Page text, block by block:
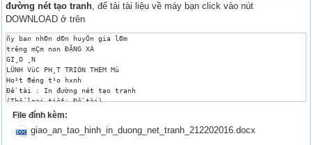
đường nét tạo tranh, để tải tài liệu về máy bạn click vào nút
DOWNLOAD ở trên
ñy ban nh©n d©n huyÖn gia l©m
tr­êng mÇm non ĐẶNG XÁ
GI¸O ¸N
LÜNH VùC PH¸T TRIÓN THÈM Mü
Ho¹t ®éng t¹o h×nh
Đề tài : In đường nét tạo tranh
(Thể loại tiết: Đề tài)
Lứa tuổi: Mẫu giáo nhỡ (4-5 tuổi)
Thời gian: 25- 30phút
File đính kèm:
giao_an_tao_hinh_in_duong_net_tranh_212202016.docx